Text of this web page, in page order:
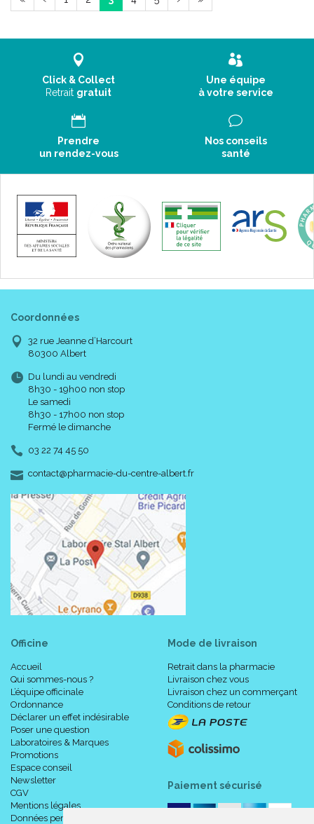
Click & Collect
Retrait gratuit
Une équipe
à votre service
Prendre
un rendez-vous
Nos conseils
santé
Coordonnées
32 rue Jeanne d’Harcourt
80300 Albert
Du lundi au vendredi
8h30 - 19h00 non stop
Le samedi
8h30 - 17h00 non stop
Fermé le dimanche
03 22 74 45 50
contact-
@-
pharmacie-du-centre-albert.fr
Officine
Accueil
Qui sommes-nous ?
L’équipe officinale
Ordonnance
Déclarer un effet indésirable
Poser une question
Laboratoires & Marques
Promotions
Espace conseil
Newsletter
CGV
Mentions légales
Données personnelles
Mode de livraison
Retrait dans la pharmacie
Livraison chez vous
Livraison chez un commerçant
Conditions de retour
Paiement sécurisé